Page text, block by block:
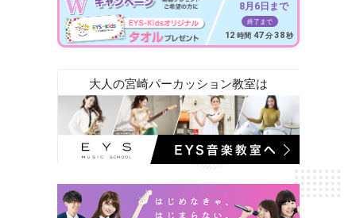
8月6日まで
終了まで
12 時間 47 分 36 秒
大人の宮崎パーカッション教室は